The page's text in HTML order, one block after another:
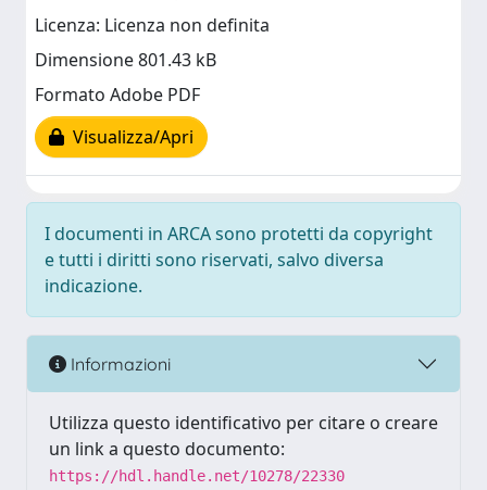
Licenza: Licenza non definita
Dimensione 801.43 kB
Formato Adobe PDF
Visualizza/Apri
I documenti in ARCA sono protetti da copyright
e tutti i diritti sono riservati, salvo diversa
indicazione.
Informazioni
Utilizza questo identificativo per citare o creare
un link a questo documento:
https://hdl.handle.net/10278/22330